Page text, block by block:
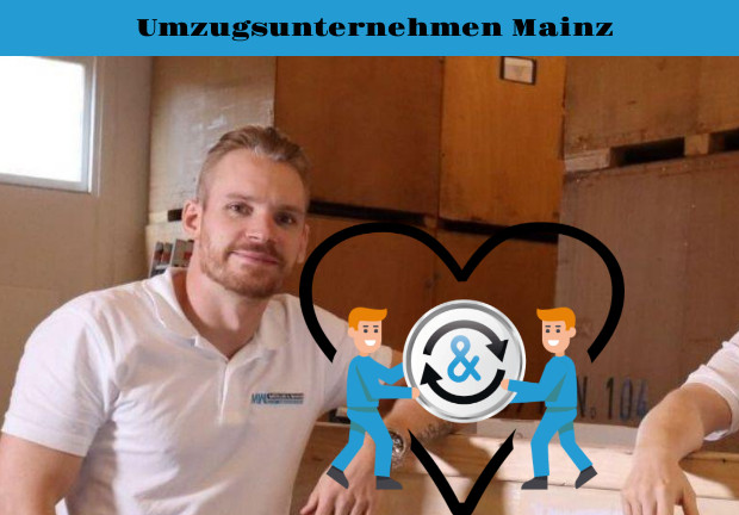
Umzugsunternehmen Mainz